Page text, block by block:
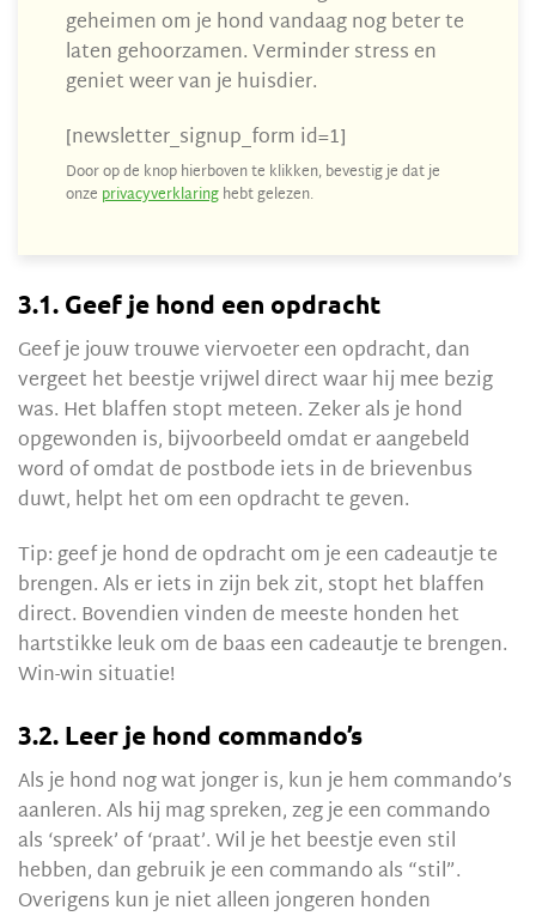
geheimen om je hond vandaag nog beter te
laten gehoorzamen. Verminder stress en
geniet weer van je huisdier.
[newsletter_signup_form id=1]
Door op de knop hierboven te klikken, bevestig je dat je
onze privacyverklaringhebt gelezen.
3.1. Geef je hond een opdracht
Geef je jouw trouwe viervoeter een opdracht, dan
vergeet het beestje vrijwel direct waar hij mee bezig
was. Het blaffen stopt meteen. Zeker als je hond
opgewonden is, bijvoorbeeld omdat er aangebeld
word of omdat de postbode iets in de brievenbus
duwt, helpt het om een opdracht te geven.
Tip: geef je hond de opdracht om je een cadeautje te
brengen. Als er iets in zijn bek zit, stopt het blaffen
direct. Bovendien vinden de meeste honden het
hartstikke leuk om de baas een cadeautje te brengen.
Win-win situatie!
3.2. Leer je hond commando’s
Als je hond nog wat jonger is, kun je hem commando’s
aanleren. Als hij mag spreken, zeg je een commando
als ‘spreek’ of ‘praat’. Wil je het beestje even stil
hebben, dan gebruik je een commando als “stil”.
Overigens kun je niet alleen jongeren honden